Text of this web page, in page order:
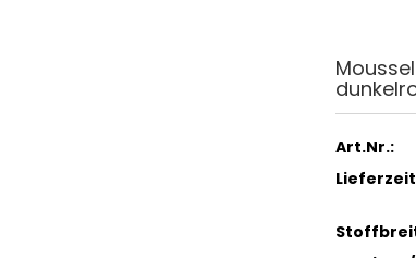
Konto erstellen
Art.Nr.: